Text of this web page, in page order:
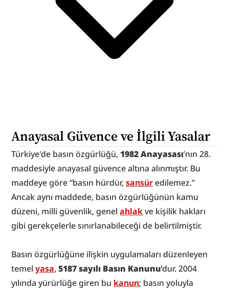
Anayasal Güvence ve İlgili Yasalar
Türkiye'de basın özgürlüğü, 1982 Anayasası’nın 28.
maddesiyle anayasal güvence altına alınmıştır. Bu
maddeye göre “basın hürdür, sansür edilemez.”
Ancak aynı maddede, basın özgürlüğünün kamu
düzeni, milli güvenlik, genel ahlak ve kişilik hakları
gibi gerekçelerle sınırlanabileceği de belirtilmiştir.
Basın özgürlüğüne ilişkin uygulamaları düzenleyen
temel yasa, 5187 sayılı Basın Kanunu’dur. 2004
yılında yürürlüğe giren bu kanun; basın yoluyla